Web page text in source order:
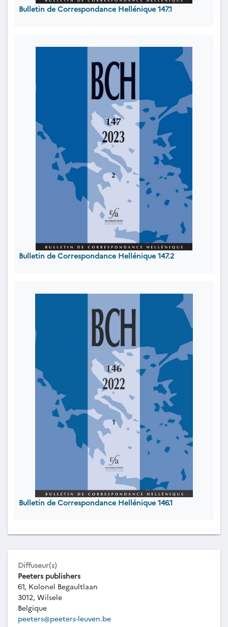
Bulletin de Correspondance Hellénique 147.1
Bulletin de Correspondance Hellénique 147.2
Bulletin de Correspondance Hellénique 146.1
Diffuseur(s)
Peeters publishers
61, Kolonel Begaultlaan
3012, Wilsele
Belgique
peeters@peeters-leuven.be